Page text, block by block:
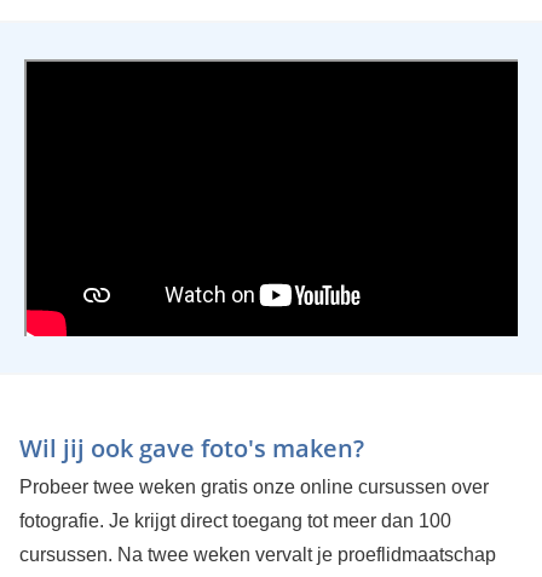
Wil jij ook gave foto's maken?
Probeer twee weken gratis onze online cursussen over
fotografie. Je krijgt direct toegang tot meer dan 100
cursussen. Na twee weken vervalt je proeflidmaatschap